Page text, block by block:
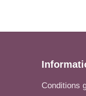
Conditions